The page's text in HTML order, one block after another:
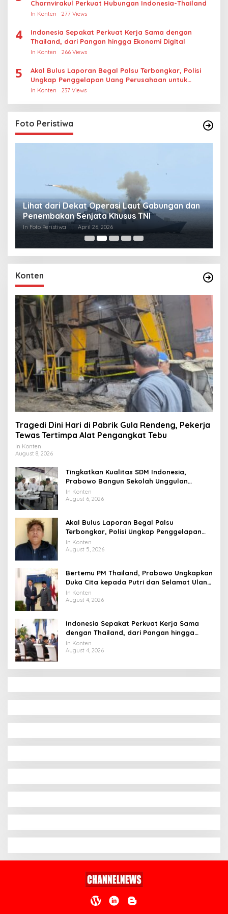
Charnvirakul Perkuat Hubungan Indonesia-Thailand
In Konten 277 Views
4
Indonesia Sepakat Perkuat Kerja Sama dengan
Thailand, dari Pangan hingga Ekonomi Digital
In Konten 266 Views
5
Akal Bulus Laporan Begal Palsu Terbongkar, Polisi
Ungkap Penggelapan Uang Perusahaan untuk
Crypto
In Konten 237 Views
Foto Peristiwa
Lihat dari Dekat Operasi Laut Gabungan dan
Penembakan Senjata Khusus TNI
In Foto Peristiwa April 26, 2026
Konten
Tragedi Dini Hari di Pabrik Gula Rendeng, Pekerja
Tewas Tertimpa Alat Pengangkat Tebu
In Konten
August 8, 2026
Tingkatkan Kualitas SDM Indonesia,
Prabowo Bangun Sekolah Unggulan
hingga Undang Universitas Terbaik Dunia
In Konten
August 6, 2026
Akal Bulus Laporan Begal Palsu
Terbongkar, Polisi Ungkap Penggelapan
Uang Perusahaan untuk Crypto
In Konten
August 5, 2026
Bertemu PM Thailand, Prabowo Ungkapkan
Duka Cita kepada Putri dan Selamat Ulang
Tahun ke Raja Thailand
In Konten
August 4, 2026
Indonesia Sepakat Perkuat Kerja Sama
dengan Thailand, dari Pangan hingga
Ekonomi Digital
In Konten
August 4, 2026